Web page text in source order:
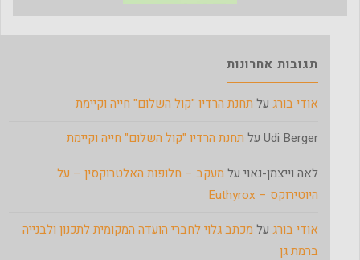
תגובות אחרונות
אודי בורג על תחנת הרדיו "קול השלום" חייה וקיימת
Udi Berger על תחנת הרדיו "קול השלום" חייה וקיימת
לאה וייצמן-נאוי על מעקב – חלופות האלטרוקסין – על
היוטירוקס – Euthyrox
אודי בורג על מכתב גלוי לחברי הועדה המקומית לתכנון ולבנייה
ברמת גן